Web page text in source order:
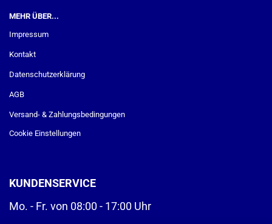
MEHR ÜBER...
Impressum
Kontakt
Datenschutzerklärung
AGB
Versand- & Zahlungsbedingungen
Cookie Einstellungen
KUNDENSERVICE
Mo. - Fr. von 08:00 - 17:00 Uhr